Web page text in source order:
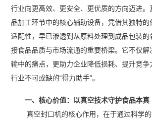
行业向更高效、更安全、更优质的方向迈进
品加工环节中的核心辅助设备，凭借其独特的
适配性，早已渗透到从原料处理到成品包装
接食品品质与市场流通的重要桥梁。它不仅
输中的痛点，更助力企业降低损耗、提升竞争
行业不可或缺的“得力助手”。
一、核心价值：以真空技术守护食品本真
真空封口机的核心作用，在于通过科学